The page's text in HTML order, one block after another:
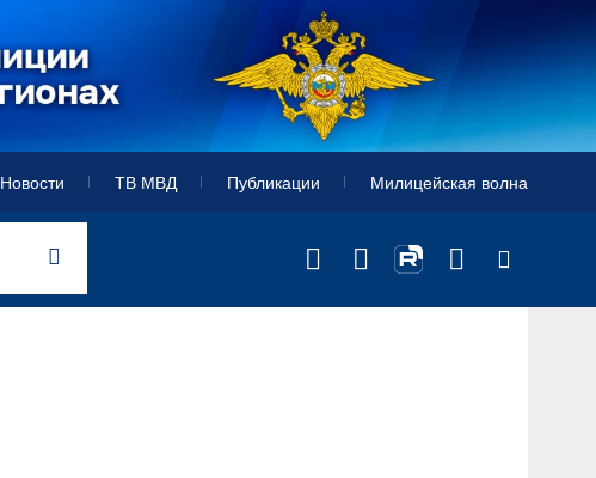
Новости ТВ МВД Публикации Милицейская волна